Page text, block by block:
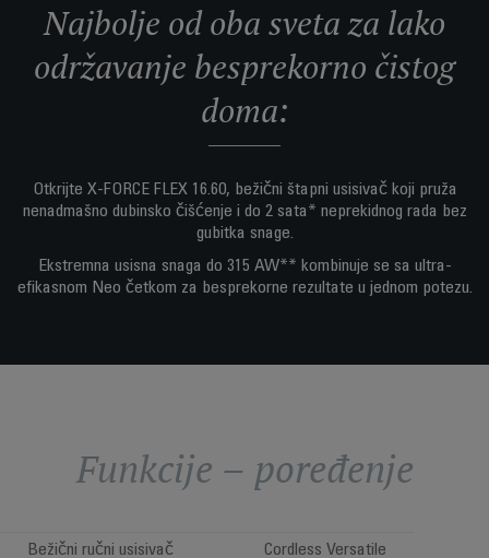
Najbolje od oba sveta za lako
održavanje besprekorno čistog
doma:
Otkrijte X-FORCE FLEX 16.60, bežični štapni usisivač koji pruža
nenadmašno dubinsko čišćenje i do 2 sata* neprekidnog rada bez
gubitka snage.
Ekstremna usisna snaga do 315 AW** kombinuje se sa ultra-
efikasnom Neo četkom za besprekorne rezultate u jednom potezu.
Funkcije – poređenje
Bežični ručni usisivač Cordless Versatile